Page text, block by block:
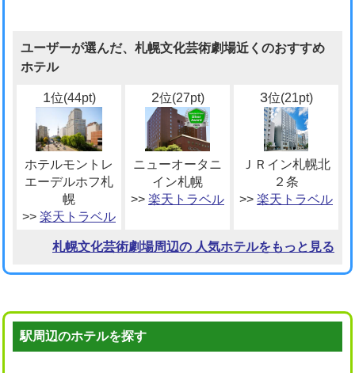
ユーザーが選んだ、札幌文化芸術劇場近くのおすすめ
ホテル
1位(44pt)
ホテルモントレ
エーデルホフ札
幌
>> 楽天トラベル
2位(27pt)
ニューオータニ
イン札幌
>> 楽天トラベル
3位(21pt)
ＪＲイン札幌北
２条
>> 楽天トラベル
札幌文化芸術劇場周辺の 人気ホテルをもっと見る
駅周辺のホテルを探す